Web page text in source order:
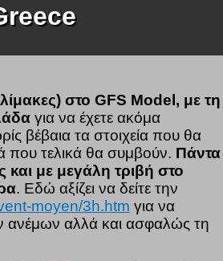
στο GFS Model, με τη
για να έχετε ακόμα
βέβαια τα στοιχεία που θα
που τελικά θα συμβούν. Πάντα
με μεγάλη τριβή στο
. Εδώ αξίζει να δείτε την
moyen/3h.htm για να
ανέμων αλλά και ασφαλώς τη